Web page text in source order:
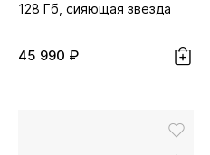
128 Гб, сияющая звезда
45 990 ₽